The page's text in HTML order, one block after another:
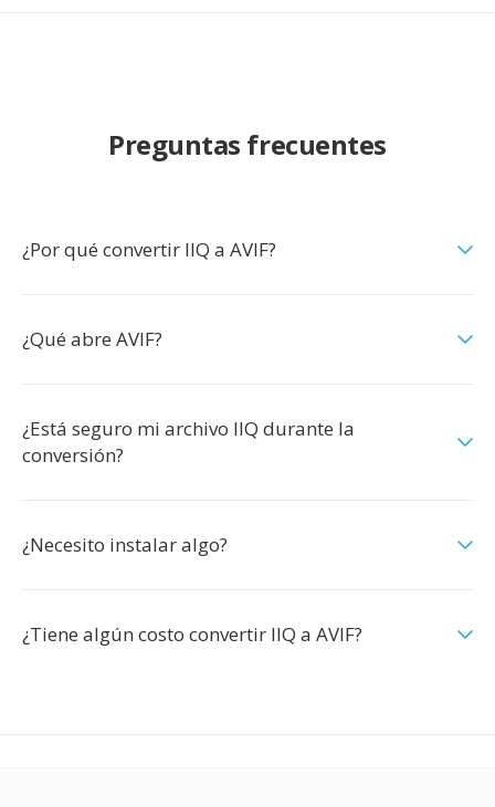
Preguntas frecuentes
¿Por qué convertir IIQ a AVIF?
¿Qué abre AVIF?
¿Está seguro mi archivo IIQ durante la
conversión?
¿Necesito instalar algo?
¿Tiene algún costo convertir IIQ a AVIF?